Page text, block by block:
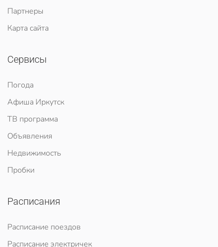
Партнеры
Карта сайта
Сервисы
Погода
Афиша Иркутск
ТВ программа
Объявления
Недвижимость
Пробки
Расписания
Расписание поездов
Расписание электричек